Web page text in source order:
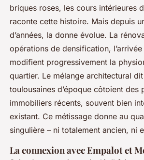
briques roses, les cours intérieures
raconte cette histoire. Mais depuis
d’années, la donne évolue. La
opérations de densification,
modifient progressivement la
quartier. Le mélange architectural
toulousaines d’époque côtoient des
immobiliers récents, souvent bien
existant. Ce métissage donne au
singulière – ni totalement ancien, ni
La connexion avec Empalot et